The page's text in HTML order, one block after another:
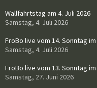
Wallfahrtstag am 4. Juli 2026
Samstag, 4. Juli 2026
FroBo live vom 14. Sonntag
Samstag, 4. Juli 2026
FroBo live vom 13. Sonntag
Samstag, 27. Juni 2026